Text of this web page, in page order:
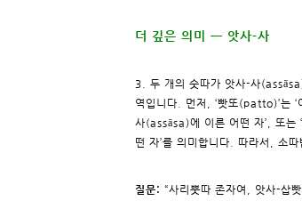
더 깊은 의미 ㅡ 앗사-사
3. 두 개의 숫따가 앗사-사
역입니다. 먼저, ‘빳또(patto)’는
사(assāsa)에 이른 어떤 자’, 또는
떤 자’를 의미합니다. 따라서, 소
질문: “사리뿟따 존자여, 앗사-삽